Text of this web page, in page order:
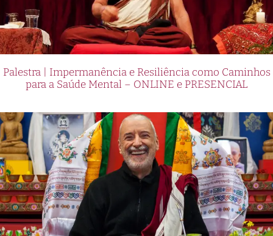
Palestra | Impermanência e Resiliência como Caminhos
para a Saúde Mental – ONLINE e PRESENCIAL